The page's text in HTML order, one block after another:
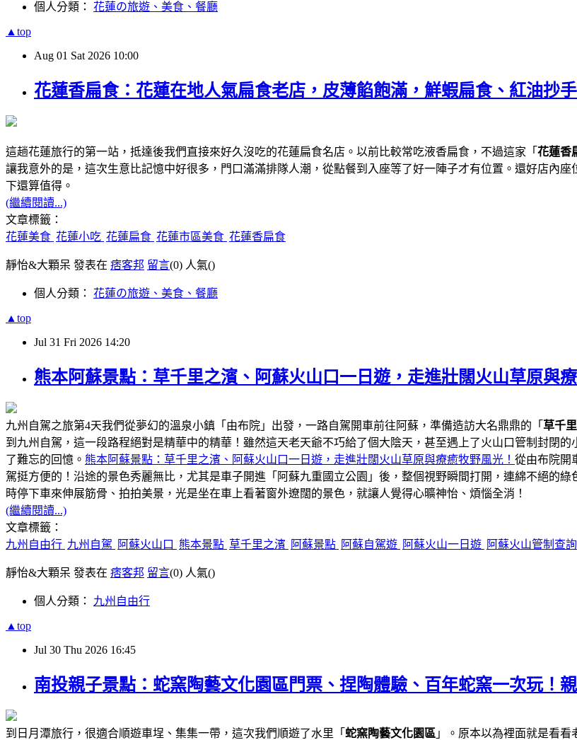
個人分類： 花蓮の旅遊、美食、餐廳
▲top
Aug 01 Sat 2026 10:00
花蓮香扁食：花蓮在地人氣扁食老店，皮薄餡飽滿，鮮蝦扁食、紅油抄手
這趟花蓮旅行的第一站，抵達後我們直接來好久沒吃的花蓮扁食名店。以前比較常吃液香扁食，不過這家「 花蓮香
讓我意外的是，這次生意比記憶中好很多，門口滿滿排隊人潮，從點餐到入座等了好一陣子才有位置。還好店內
下還算值得。
(繼續閱讀...)
文章標籤：
花蓮美食 花蓮小吃 花蓮扁食 花蓮市區美食 花蓮香扁食
靜怡&大顆呆 發表在 痞客邦 留言(0) 人氣()
個人分類： 花蓮の旅遊、美食、餐廳
▲top
Jul 31 Fri 2026 14:20
熊本阿蘇景點：草千里之濱、阿蘇火山口一日遊，走進壯闊火山草原與
九州自駕之旅第4天我們從夢幻的溫泉小鎮「由布院」出發，一路自駕開車前往阿蘇，準備造訪大名鼎鼎的「 草千
到九州自駕，這一段路程絕對是精華中的精華！雖然這天老天爺不巧給了個大陰天，甚至遇上了火山口管制封閉
了難忘的回憶。 熊本阿蘇景點：草千里之濱、阿蘇火山口一日遊，走進壯闊火山草原與療癒牧野風光！ 從由布院開
駕挺方便的！沿途的景色秀麗無比，尤其是車子開進「阿蘇九重國立公園」後，整個視野瞬間打開，連綿不絕的
時停下車來伸展筋骨、拍拍美景，光是坐在車上看著窗外遼闊的景色，就讓人覺得心曠神怡、煩惱全消！
(繼續閱讀...)
文章標籤：
九州自由行 九州自駕 阿蘇火山口 熊本景點 草千里之濱 阿蘇景點 阿蘇自駕遊 阿蘇火山一日遊 阿蘇火山管制查詢
靜怡&大顆呆 發表在 痞客邦 留言(0) 人氣()
個人分類： 九州自由行
▲top
Jul 30 Thu 2026 16:45
南投親子景點：蛇窯陶藝文化園區門票、捏陶體驗、百年蛇窯一次玩！
到日月潭旅行，很適合順遊車埕、集集一帶，這次我們順遊了水里「 蛇窯陶藝文化園區 」。原本以為裡面就是看